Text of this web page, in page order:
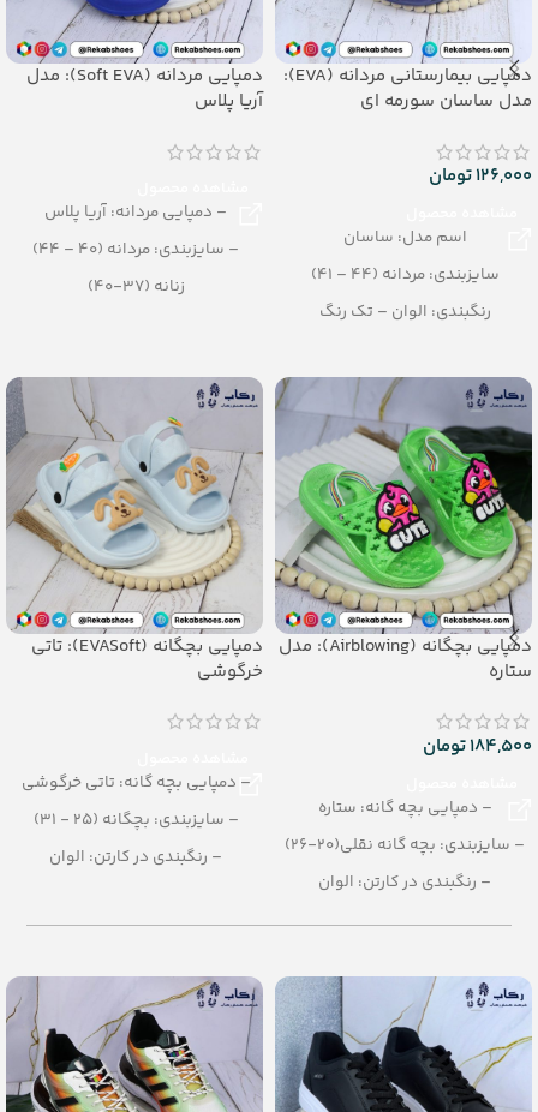
دمپایی بیمارستانی مردانه (EVA):
مدل ساسان سورمه ای
126,000تومان
اسم مدل: ساسان
سایزبندی: مردانه (44 – 41)
رنگبندی: الوان – تک رنگ
جنس: EVA
دمپایی مردانه (Soft EVA): مدل
آریا پلاس
– دمپایی مردانه: آریا پلاس
– سایزبندی: مردانه (40 – 44)
زنانه (37-40)
– جنس: EVA soft
دمپایی بچگانه (Airblowing): مدل
ستاره
184,500تومان
– دمپایی بچه گانه: ستاره
– سایزبندی: بچه گانه نقلی(20-26)
– رنگبندی در کارتن: الوان
– تعداد در کارتن:42 جفت
دمپایی بچگانه (EVASoft): تاتی
خرگوشی
– دمپایی بچه گانه: تاتی خرگوشی
– سایزبندی: بچگانه (25 - 31)
– رنگبندی در کارتن: الوان
– جنس: EVASoft